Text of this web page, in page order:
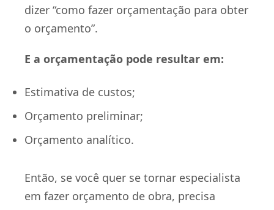
dizer “como fazer orçamentação para obter
o orçamento”.
E a orçamentação pode resultar em:
Estimativa de custos;
Orçamento preliminar;
Orçamento analítico.
Então, se você quer se tornar especialista
em fazer orçamento de obra, precisa